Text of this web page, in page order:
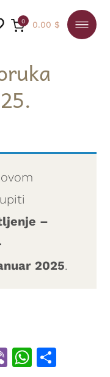
0 0.00 $
–
2025.
Viber